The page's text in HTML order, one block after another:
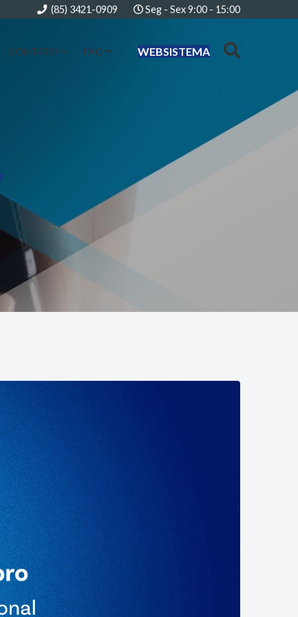
(85) 3421-0909 Seg - Sex 9:00 - 15:00
WEBSISTEMA
CONTATO FAQ